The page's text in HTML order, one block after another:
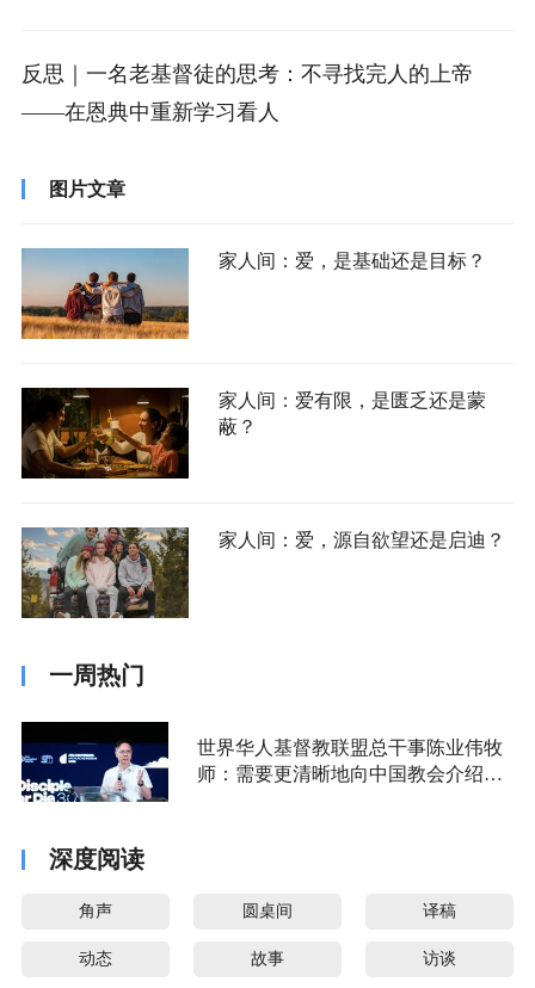
反思｜一名老基督徒的思考：不寻找完人的上帝
——在恩典中重新学习看人
图片文章
家人间：爱，是基础还是目标？
家人间：爱有限，是匮乏还是蒙
蔽？
家人间：爱，源自欲望还是启迪？
一周热门
世界华人基督教联盟总干事陈业伟牧
师：需要更清晰地向中国教会介绍福
深度阅读
角声 圆桌间 译稿
动态 故事 访谈